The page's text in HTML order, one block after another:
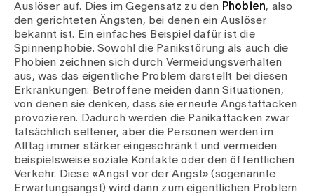
Auslöser auf. Dies im Gegensatz zu den Phobien, also
den gerichteten Ängsten, bei denen ein Auslöser
bekannt ist. Ein einfaches Beispiel dafür ist die
Spinnenphobie. Sowohl die Panikstörung als auch die
Phobien zeichnen sich durch Vermeidungsverhalten
aus, was das eigentliche Problem darstellt bei diesen
Erkrankungen: Betroffene meiden dann Situationen,
von denen sie denken, dass sie erneute Angstattacken
provozieren. Dadurch werden die Panikattacken zwar
tatsächlich seltener, aber die Personen werden im
Alltag immer stärker eingeschränkt und vermeiden
beispielsweise soziale Kontakte oder den öffentlichen
Verkehr. Diese «Angst vor der Angst» (sogenannte
Erwartungsangst) wird dann zum eigentlichen Problem